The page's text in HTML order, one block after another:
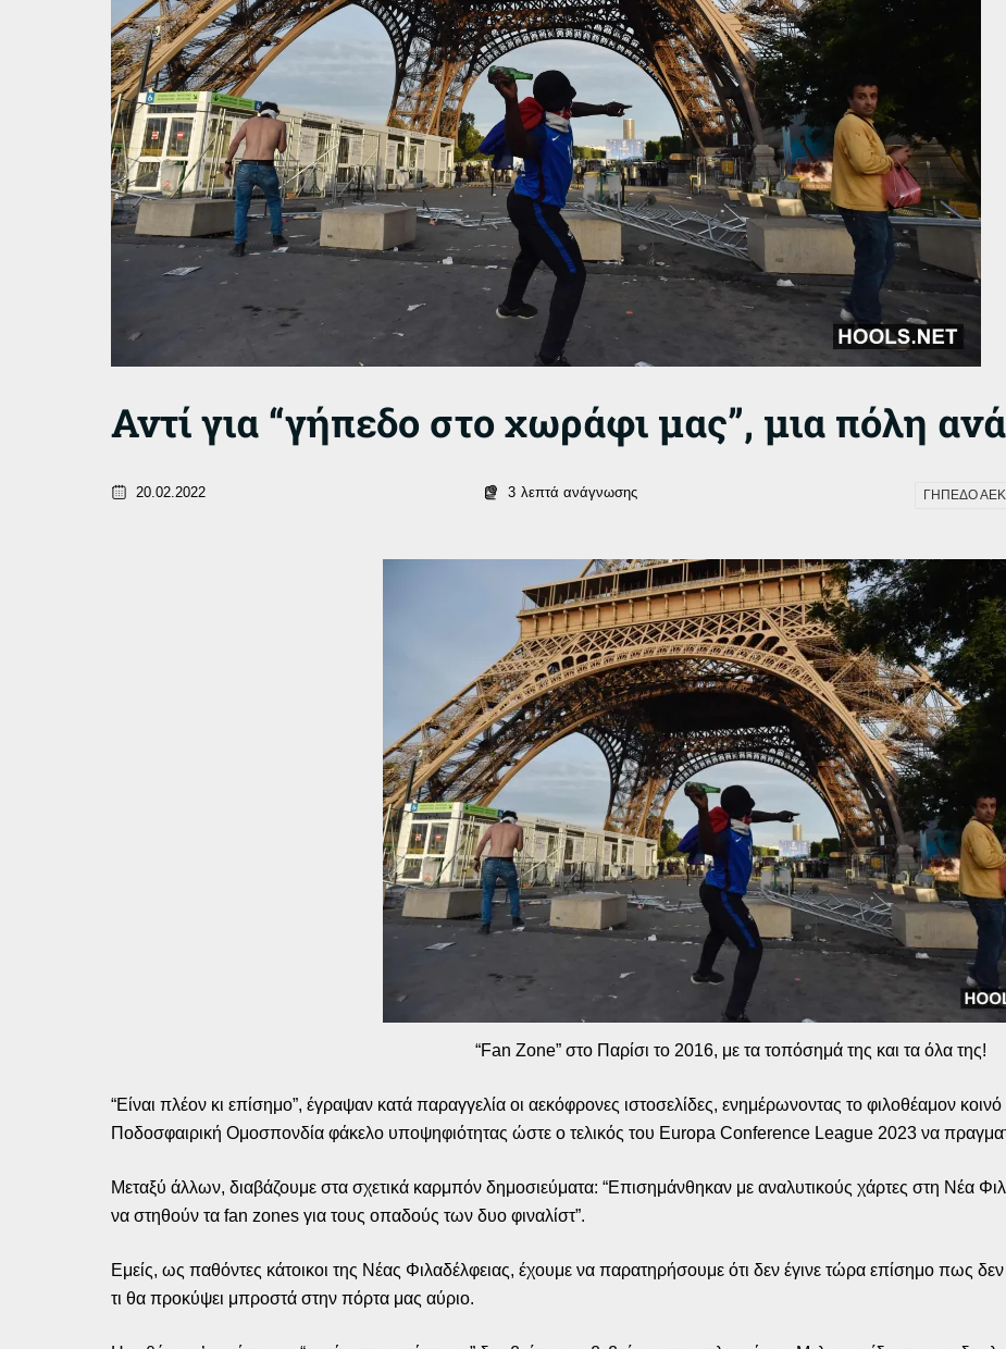
Αντί για “γήπεδο στο χωράφι μας”, μια πόλη
20.02.2022 3 λεπτά ανάγνωσης ΓΗΠΕΔΟ ΑΕΚ
“Fan Zone” στο Παρίσι το 2016, με τα τοπόσημά της και τα όλα της!
“Είναι πλέον κι επίσημο”, έγραψαν κατά παραγγελία οι αεκόφρονες ιστοσελίδες, ενημέρωνοντας το φιλοθέαμον
Ποδοσφαιρική Ομοσπονδία φάκελο υποψηφιότητας ώστε ο τελικός του Europa Conference League 2023 να
Μεταξύ άλλων, διαβάζουμε στα σχετικά καρμπόν δημοσιεύματα: “Επισημάνθηκαν με αναλυτικούς χάρτες στη Νέα
να στηθούν τα fan zones για τους οπαδούς των δυο φιναλίστ”.
Εμείς, ως παθόντες κάτοικοι της Νέας Φιλαδέλφειας, έχουμε να παρατηρήσουμε ότι δεν έγινε τώρα επίσημο πως
τι θα προκύψει μπροστά στην πόρτα μας αύριο.